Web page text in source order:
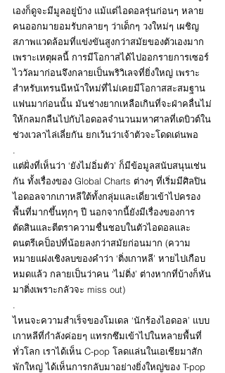
เองก็ดูจะมีมูลอยู่บ้าง แม้แต่ไอดอลรุ่นก่อนๆ หลาย
คนออกมายอมรับกลายๆ ว่าเด็กๆ วงใหม่ๆ เผชิญ
สภาพแวดล้อมที่แข่งขันสูงกว่าสมัยของตัวเองมาก
เพราะเหตุผลนี้ การมีโอกาสได้ไปออกรายการเซอร์
ไววัลมาก่อนจึงกลายเป็นพริวิเลจที่ยิ่งใหญ่ เพราะ
สำหรับเทรนนีหน้าใหม่ที่ไม่เคยมีโอกาสสะสมฐาน
แฟนมาก่อนนั้น มันช่างยากเหลือเกินที่จะฝ่าคลื่นไม่
ให้กลมกลืนไปกับไอดอลจำนวนมหาศาลที่เดบิวต์ใน
ช่วงเวลาไล่เลี่ยกัน ยกเว้นว่าเจ้าตัวจะโดดเด่นพอ
.
แต่ฝั่งที่เห็นว่า ‘ยังไม่อิ่มตัว’ ก็มีข้อมูลสนับสนุนเช่น
กัน ทั้งเรื่องของ Global Charts ต่างๆ ที่เริ่มมีศิลปิน
ไอดอลจากเกาหลีใต้ทั้งกลุ่มและเดี่ยวเข้าไปครอง
พื้นที่มากขึ้นทุกๆ ปี นอกจากนี้ยังมีเรื่องของการ
ตัดสินและตีตราความชื่นชอบในตัวไอดอลและ
ดนตรีเคป็อปที่น้อยลงกว่าสมัยก่อนมาก (ความ
หมายแฝงเชิงลบของคำว่า ‘ติ่งเกาหลี’ หายไปเกือบ
หมดแล้ว กลายเป็นว่าคน ‘ไม่ติ่ง’ ต่างหากที่บ้างก็หัน
มาติ่งเพราะกลัวจะ miss out)
.
ไหนจะความสำเร็จของโมเดล ‘นักร้องไอดอล’ แบบ
เกาหลีที่กำลังค่อยๆ แทรกซึมเข้าไปในหลายพื้นที่
ทั่วโลก เราได้เห็น C-pop โลดแล่นในเอเชียมาสัก
พักใหญ่ ได้เห็นการกลับมาอย่างยิ่งใหญ่ของ T-pop